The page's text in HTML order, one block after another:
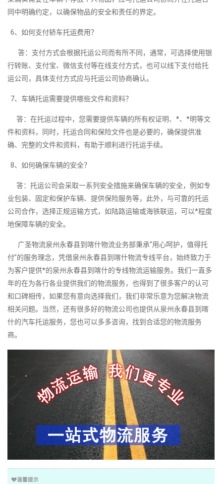
同中明确约定，以确保物品的安全和责任的界定。
6、如何支付轿车托运费用？
答：支付方式会根据托运公司而有所不同，通常，可选择使用银
行转账、支付宝、微信支付等在线支付方式，也可以线下支付给托
运公司，具体支付方式应与托运公司协商确认。
7、车辆托运需要提供哪些文件和资料？
答：在托运过程中，您需要提供车辆的所有权证明、*、*明等文
件和资料，同时，托运合同和保险文件也是必要的，确保提供准
确、完整的文件和资料，有助于顺利进行托运手续。
8、如何确保车辆的安全？
答：托运公司会采取一系列安全措施来确保车辆的安全，例如专
业包装、固定和保护车辆、提供保险服务等，此外，与可靠的托运
公司合作，选择正规运输方式，如陆路运输或海铁联运，可以*程度
地保障车辆的安全。
广圣物流泉州永春县到喀什物流业务部秉承“用心呵护，值得托
付”的服务理念，凭借泉州永春县到喀什物流专线平台，始终致力于
为客户提供*的泉州永春县到喀什的专线物流运输服务。我们一直多
年的在为各行各业提供我们的物流服务，也得到了很多客户的认可
和口碑相传，如果您有意向选择我们，我们非常乐意为您解决物流
相关问题。当然，还有很多好的物流公司也提供从泉州永春县到喀
什的汽车托运服务，您也可以多多咨询，找到合适您的物流服务
商。
温馨提示